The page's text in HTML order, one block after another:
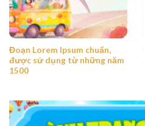
Đoạn Lorem Ipsum chuẩn,
được sử dụng từ những năm
1500